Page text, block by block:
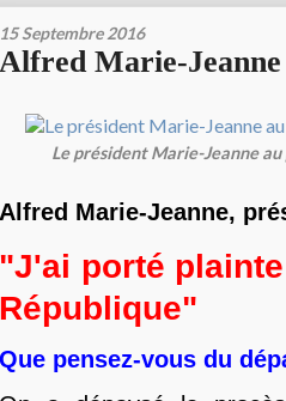
15 Septembre 2016
Alfred Marie-Jeanne
Le président Marie-Jeanne
Alfred Marie-Jeanne,
"J'ai porté
République"
Que pensez-vous du